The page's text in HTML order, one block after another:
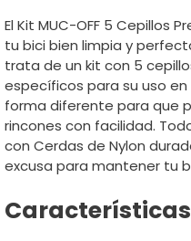
El Kit MUC-OFF 5 Cepillos
tu bici bien limpia y
trata de un kit con 5
específicos para su uso
forma diferente para que
rincones con facilidad.
con Cerdas de Nylon
excusa para mantener tu